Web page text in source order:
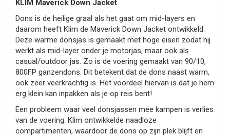
KLIM Maverick Down Jacket
Dons is de heilige graal als het gaat om mid-layers en
daarom heeft Klim de Maverick Down Jacket ontwikkeld.
Deze warme donsjas is gemaakt met hoge eisen zodat hij
werkt als mid-layer onder je motorjas, maar ook als
casual/outdoor jas. Zo is de voering gemaakt van 90/10,
800FP ganzendons. Dit betekent dat de dons naast warm,
ook zeer veerkrachtig is. Het voordeel hiervan is dat je hem
erg klein kan inpakken als je op reis bent!
Een probleem waar veel donsjassen mee kampen is verlies
van de voering. Klim ontwikkelde naadloze
compartimenten, waardoor de dons op zijn plek blijft en